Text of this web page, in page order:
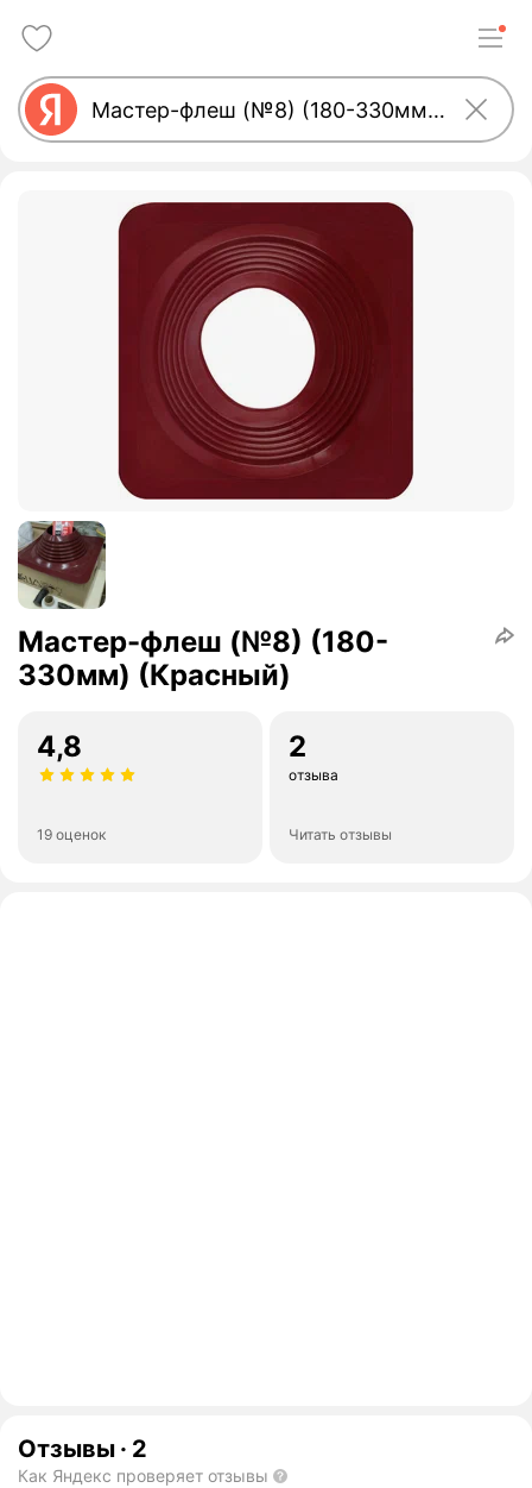
Мастер-флеш (№8) (180-
330мм) (Красный)
4,8
19 оценок
2
отзыва
Читать отзывы
Отзывы · 2
Как Яндекс проверяет отзывы